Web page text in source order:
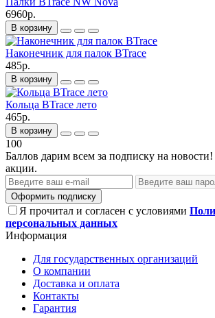
6960р.
В корзину
Наконечник для палок BTrace
485р.
В корзину
Кольца BTrace лето
465р.
В корзину
100
Баллов дарим всем за подписку на
акции.
Оформить подписку
Я прочитал и согласен с условиями
персональных данных
Информация
Для государственных организаций
О компании
Доставка и оплата
Контакты
Гарантия